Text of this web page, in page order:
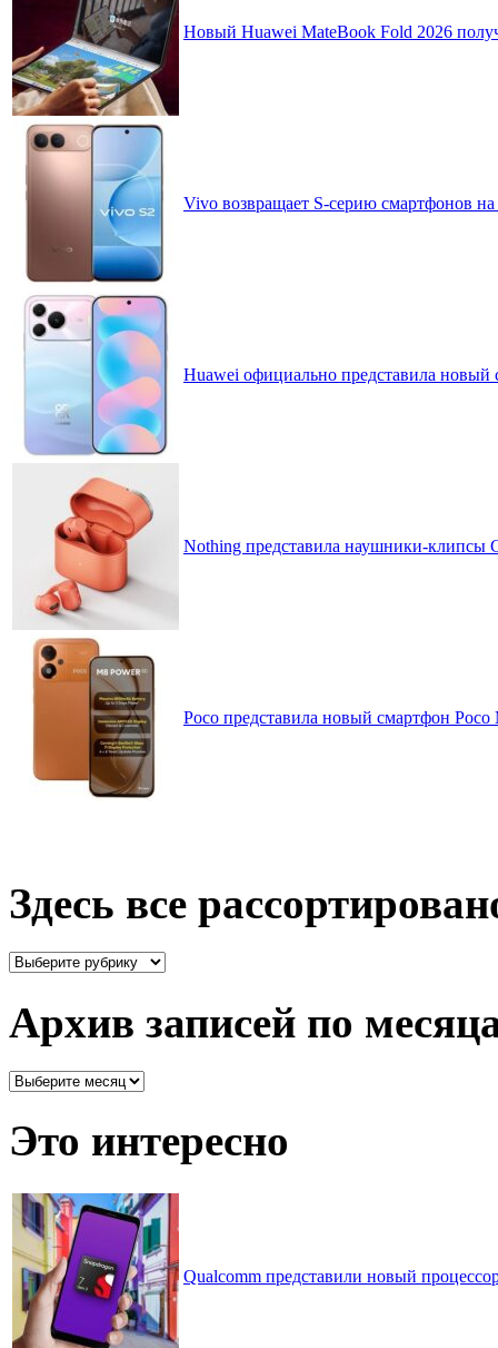
Новый Huawei MateBook Fold 2026
Vivo возвращает S-серию смартфонов
Huawei официально представила
Nothing представила наушники-клипсы
Poco представила новый смартфон
Здесь все
Здесь
Архив записей по
Архив
месяцам
Это интересно
Qualcomm представили новый